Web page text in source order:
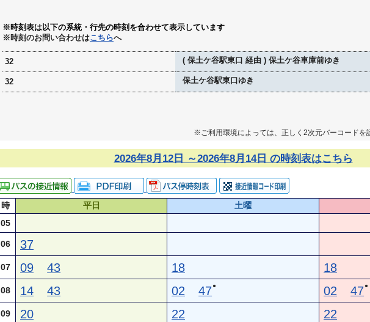
※時刻表は以下の系統・行先の時刻を合わせて表示しています
※時刻のお問い合わせはこちらへ
32 ( 保土ケ谷駅東口 経由 ) 保土ケ谷車庫前ゆき
32 保土ケ谷駅東口ゆき
※ご利用環境によっては、正しく2次元バーコードを
2026年8月12日 ～2026年8月14日 の時刻表はこちら
時 平日
土曜
05
06 37
07 09 43 18 18
08 14 43 02 47● 02 47●
09 20 22 22